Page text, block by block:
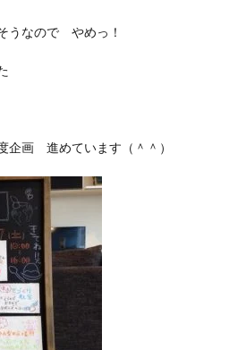
うなので やめっ！
企画 進めています（＾＾）